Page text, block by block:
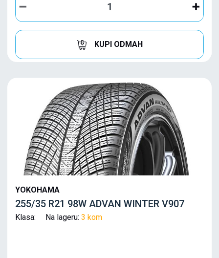
KUPI ODMAH
YOKOHAMA
255/35 R21 98W ADVAN WINTER V907
Klasa: Na lageru: 3 kom